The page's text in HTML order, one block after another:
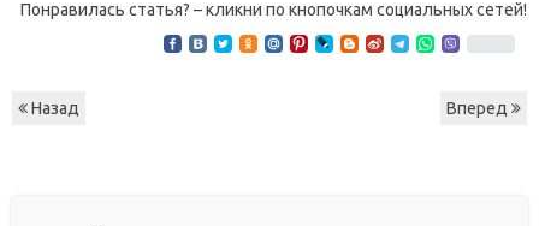
Понравилась статья? – кликни по кнопочкам социальных сетей!
Назад Вперед